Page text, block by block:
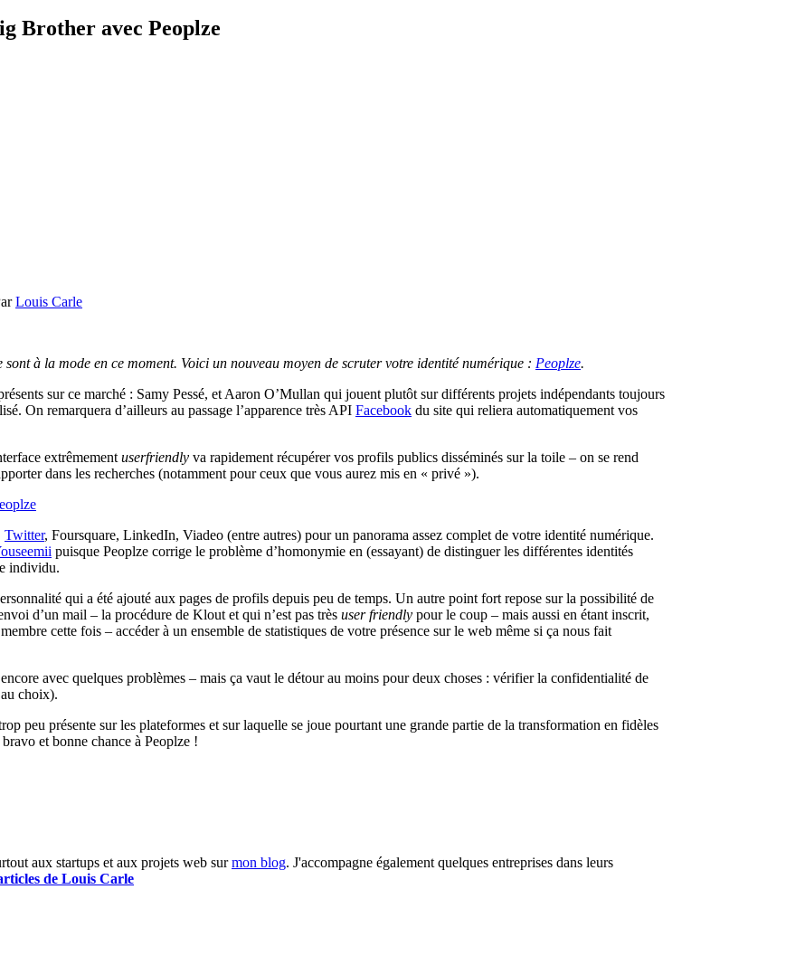
Brother avec Peoplze
Louis Carle
à la mode en ce moment. Voici un nouveau moyen de scruter votre identité numérique : Peoplze.
sur ce marché : Samy Pessé, et Aaron O’Mullan qui jouent plutôt sur différents projets indépendants toujours
On remarquera d’ailleurs au passage l’apparence très API Facebook du site qui reliera automatiquement vos
extrêmement userfriendly va rapidement récupérer vos profils publics disséminés sur la toile – on se rend
dans les recherches (notamment pour ceux que vous aurez mis en « privé »).
Twitter, Foursquare, LinkedIn, Viadeo (entre autres) pour un panorama assez complet de votre identité numérique.
puisque Peoplze corrige le problème d’homonymie en (essayant) de distinguer les différentes identités
individu.
qui a été ajouté aux pages de profils depuis peu de temps. Un autre point fort repose sur la possibilité de
d’un mail – la procédure de Klout et qui n’est pas très user friendly pour le coup – mais aussi en étant inscrit,
cette fois – accéder à un ensemble de statistiques de votre présence sur le web même si ça nous fait
avec quelques problèmes – mais ça vaut le détour au moins pour deux choses : vérifier la confidentialité de
choix).
peu présente sur les plateformes et sur laquelle se joue pourtant une grande partie de la transformation en fidèles
et bonne chance à Peoplze !
aux startups et aux projets web surmon blog. J'accompagne également quelques entreprises dans leurs
de Louis Carle